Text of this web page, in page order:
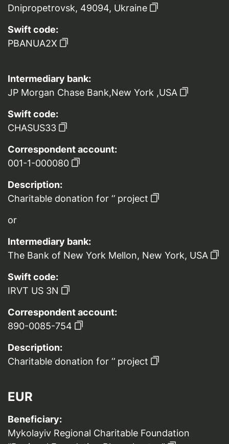
Dnipropetrovsk, 49094, Ukraine
Swift code:
PBANUA2X
Intermediary bank:
JP Morgan Chase Bank,New York ,USA
Swift code:
CHASUS33
Correspondent account:
001-1-000080
Description:
Charitable donation for ‘’ project
or
Intermediary bank:
The Bank of New York Mellon, New York, USA
Swift code:
IRVT US 3N
Correspondent account:
890-0085-754
Description:
Charitable donation for ‘’ project
EUR
Beneficiary:
Mykolayiv Regional Charitable Foundation